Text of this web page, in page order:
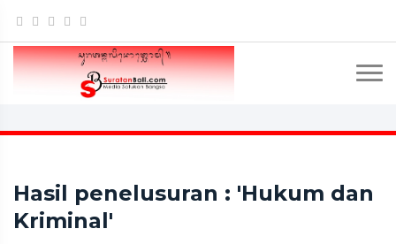
Hasil penelusuran : 'Hukum dan
Kriminal'